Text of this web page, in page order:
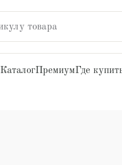
товара
КаталогПремиумГде